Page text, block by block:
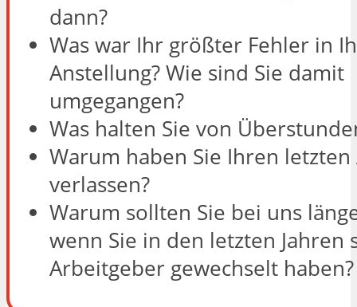
dann?
Was war Ihr größter Fehler in
Anstellung? Wie sind Sie damit
umgegangen?
Was halten Sie von
Warum haben Sie Ihren
verlassen?
Warum sollten Sie bei uns
wenn Sie in den letzten Jahren
Arbeitgeber gewechselt haben?